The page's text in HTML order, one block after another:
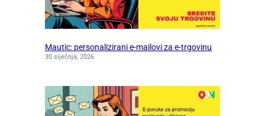
Mautic: personalizirani e-mailovi za e-trgovinu
30 siječnja, 2026